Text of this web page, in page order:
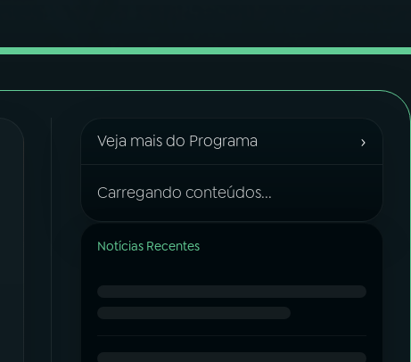
Veja mais do Programa ›
Carregando conteúdos...
Notícias Recentes